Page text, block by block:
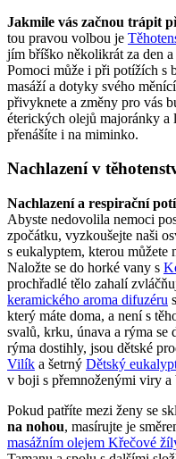
Jakmile vás začnou trápit
tou pravou volbou je
jím bříško několikrát za den
Pomoci může i při potížích s
masáží a dotyky svého
přivyknete a změny pro vás
éterických olejů majoránky a
přenášíte i na miminko.
Nachlazení v
Nachlazení a respirační
Abyste nedovolila nemoci
zpočátku, vyzkoušejte naši
s eukalyptem, kterou můžete
Naložte se do horké vany s
prochřadlé tělo zahalí
keramického aroma difuzéru
který máte doma, a není s
svalů, krku, únava a rýma se
rýma dostihly, jsou dětské
Vilík a šetrný Dětský
v boji s přemnoženými viry a
Pokud patříte mezi ženy se
na nohou, masírujte je
masážním olejem Křečové